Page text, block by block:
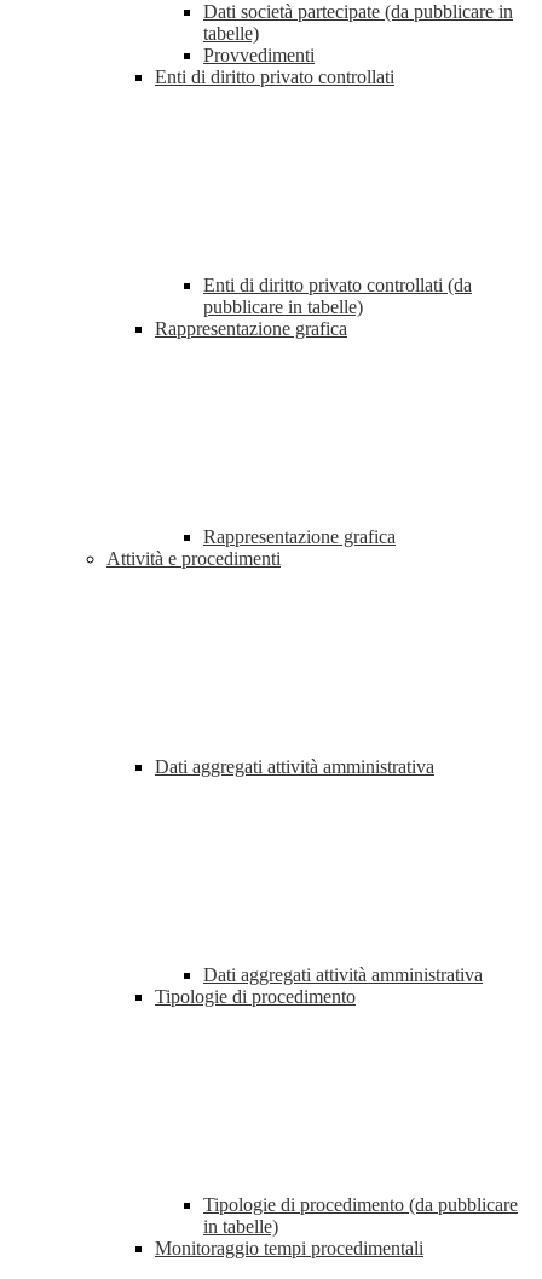
Dati società partecipate (da pubblicare in
tabelle)
Provvedimenti
Enti di diritto privato controllati
Enti di diritto privato controllati (da
pubblicare in tabelle)
Rappresentazione grafica
Rappresentazione grafica
Attività e procedimenti
Dati aggregati attività amministrativa
Dati aggregati attività amministrativa
Tipologie di procedimento
Tipologie di procedimento (da pubblicare
in tabelle)
Monitoraggio tempi procedimentali